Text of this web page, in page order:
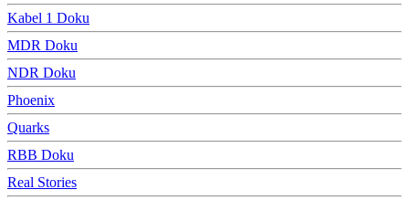
Kabel 1 Doku
MDR Doku
NDR Doku
Phoenix
Quarks
RBB Doku
Real Stories